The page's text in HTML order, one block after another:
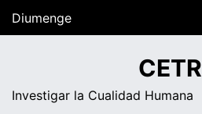
Diumenge
CETR
Investigar la Cualidad Humana